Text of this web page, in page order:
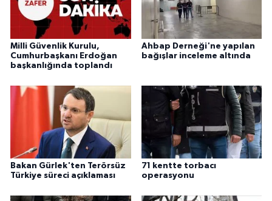
Milli Güvenlik Kurulu,
Cumhurbaşkanı Erdoğan
başkanlığında toplandı
Ahbap Derneği'ne yapılan
bağışlar inceleme altında
Bakan Gürlek'ten Terörsüz
Türkiye süreci açıklaması
71 kentte torbacı
operasyonu